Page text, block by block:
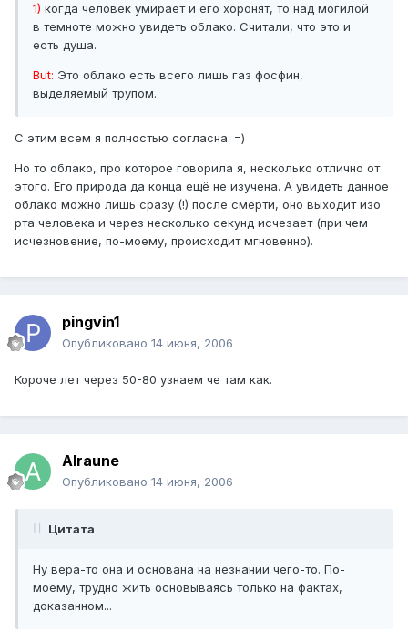
1) когда человек умирает и его хоронят, то над могилой
в темноте можно увидеть облако. Считали, что это и
есть душа.
But: Это облако есть всего лишь газ фосфин,
выделяемый трупом.
С этим всем я полностью согласна. =)
Но то облако, про которое говорила я, несколько отлично от
этого. Его природа да конца ещё не изучена. А увидеть данное
облако можно лишь сразу (!) после смерти, оно выходит изо
рта человека и через несколько секунд исчезает (при чем
исчезновение, по-моему, происходит мгновенно).
pingvin1
Опубликовано 14 июня, 2006
Короче лет через 50-80 узнаем че там как.
Alraune
Опубликовано 14 июня, 2006
Цитата
Ну вера-то она и основана на незнании чего-то. По-
моему, трудно жить основываясь только на фактах,
доказанном...